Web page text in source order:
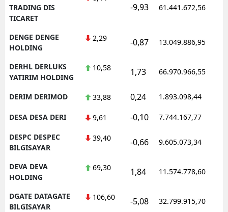
TRADING DIS
TICARET
-9,93 61.441.672,56
DENGE DENGE
HOLDING
2,29 -0,87 13.049.886,95
DERHL DERLUKS
YATIRIM HOLDING
10,58 1,73 66.970.966,55
DERIM DERIMOD 33,88 0,24 1.893.098,44
DESA DESA DERI 9,61 -0,10 7.744.167,77
DESPC DESPEC
BILGISAYAR
39,40 -0,66 9.605.073,34
DEVA DEVA
HOLDING
69,30 1,84 11.574.778,60
DGATE DATAGATE
BILGISAYAR
106,60 -5,08 32.799.915,70